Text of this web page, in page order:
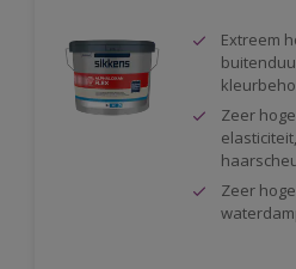
Extreem
Zeer
Zeer hoge